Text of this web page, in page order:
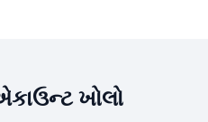
ખોલો